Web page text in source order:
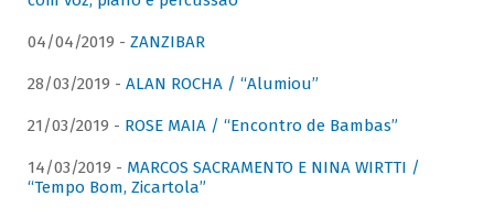
04/04/2019 - ZANZIBAR
28/03/2019 - ALAN ROCHA / “Alumiou”
21/03/2019 - ROSE MAIA / “Encontro de Bambas”
14/03/2019 - MARCOS SACRAMENTO E NINA WIRTTI /
“Tempo Bom, Zicartola”